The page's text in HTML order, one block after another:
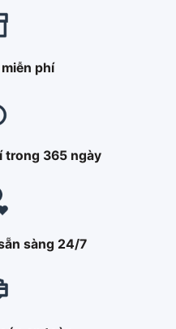
phí
trong 365 ngày
sàng 24/7